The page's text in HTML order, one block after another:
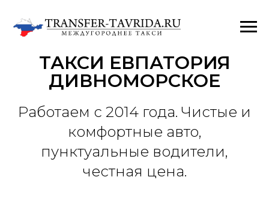
ТАКСИ ЕВПАТОРИЯ
ДИВНОМОРСКОЕ
Работаем с 2014 года. Чистые и
комфортные авто,
пунктуальные водители,
честная цена.